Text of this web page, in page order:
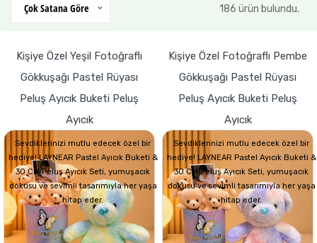
Çok Satana Göre
186 ürün bulundu.
Kişiye Özel Yeşil Fotoğraflı
Gökkuşağı Pastel Rüyası
Peluş Ayıcık Buketi Peluş
Ayıcık
Sevdiklerinizi mutlu edecek özel bir
hediye! LAYNEAR Pastel Ayıcık Buketi &
30 CM Peluş Ayıcık Seti, yumuşacık
dokusu ve sevimli tasarımıyla her yaşa
hitap eder.
Kişiye Özel Fotoğraflı Pembe
Gökkuşağı Pastel Rüyası
Peluş Ayıcık Buketi Peluş
Ayıcık
Sevdiklerinizi mutlu edecek özel bir
hediye! LAYNEAR Pastel Ayıcık Buketi &
30 CM Peluş Ayıcık Seti, yumuşacık
dokusu ve sevimli tasarımıyla her yaşa
hitap eder.